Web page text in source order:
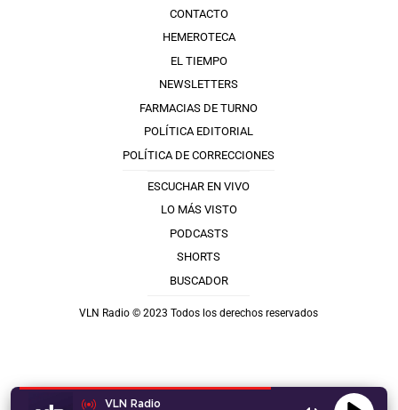
VLN Radio
CONTACTO
HEMEROTECA
EL TIEMPO
NEWSLETTERS
FARMACIAS DE TURNO
POLÍTICA EDITORIAL
POLÍTICA DE CORRECCIONES
ESCUCHAR EN VIVO
LO MÁS VISTO
PODCASTS
SHORTS
BUSCADOR
VLN Radio © 2023 Todos los derechos reservados